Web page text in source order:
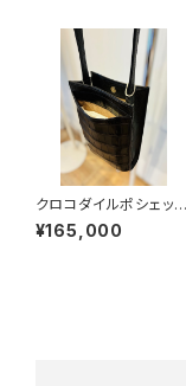
クロコダイルポシェッ
ト スマホポシェット
軽量バッグ
¥165,000